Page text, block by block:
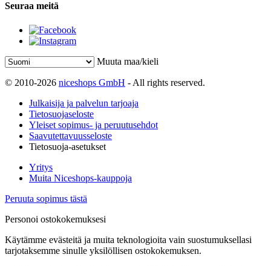
Seuraa meitä
Muuta maa/kieli
© 2010-2026 niceshops GmbH - All rights reserved.
Julkaisija ja palvelun tarjoaja
Tietosuojaseloste
Yleiset sopimus- ja peruutusehdot
Saavutettavuusseloste
Tietosuoja-asetukset
Yritys
Muita Niceshops-kauppoja
Peruuta sopimus tästä
Personoi ostokokemuksesi
Käytämme evästeitä ja muita teknologioita vain suostumuksellasi
tarjotaksemme sinulle yksilöllisen ostokokemuksen.